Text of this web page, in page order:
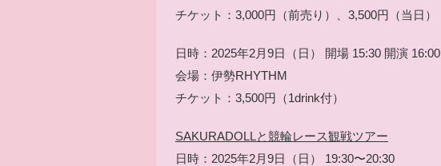
チケット：3,000円（前売り）、3,500円（当日）
日時：2025年2月9日（日） 開場 15:30 開演 16:00
会場：伊勢RHYTHM
チケット：3,500円（1drink付）
SAKURADOLLと競輪レース観戦ツアー
日時：2025年2月9日（日） 19:30〜20:30